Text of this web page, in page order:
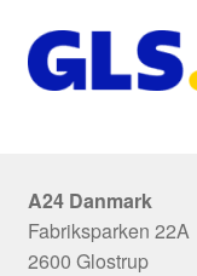
A24 Danmark
Fabriksparken 22A
2600 Glostrup